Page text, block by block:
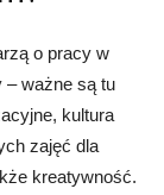
o pracy w
– ważne są tu
kultura
zajęć dla
kreatywność.